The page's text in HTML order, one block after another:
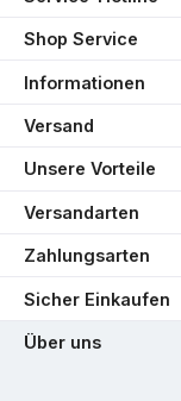
Shop Service
Informationen
Versand
Unsere Vorteile
Versandarten
Zahlungsarten
Sicher Einkaufen
Über uns